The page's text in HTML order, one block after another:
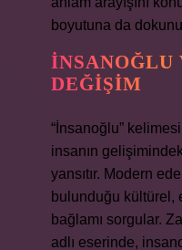
boyutuna da
İNSANOĞLU
DEĞIŞIM
“İnsanoğlu”
insanın
yansıtır. Modern
bulunduğu kültürel,
bağlamı sorgular.
adlı eserinde,